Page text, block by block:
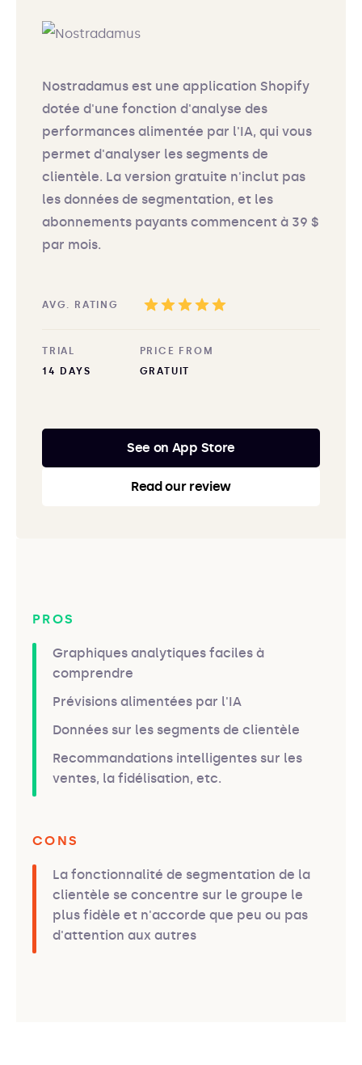
Nostradamus est une application Shopify
dotée d'une fonction d'analyse des
performances alimentée par l'IA, qui vous
permet d'analyser les segments de
clientèle. La version gratuite n'inclut pas
les données de segmentation, et les
abonnements payants commencent à 39 $
par mois.
AVG. RATING
TRIAL
14 DAYS
PRICE FROM
GRATUIT
See on App Store
Read our review
PROS
Graphiques analytiques faciles à
comprendre
Prévisions alimentées par l'IA
Données sur les segments de clientèle
Recommandations intelligentes sur les
ventes, la fidélisation, etc.
CONS
La fonctionnalité de segmentation de la
clientèle se concentre sur le groupe le
plus fidèle et n'accorde que peu ou pas
d'attention aux autres